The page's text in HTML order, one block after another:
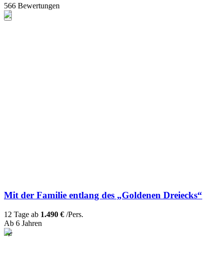
566 Bewertungen
Mit der Familie entlang des „Goldenen Dreiecks“
12 Tage ab 1.490 € /Pers.
Ab 6 Jahren